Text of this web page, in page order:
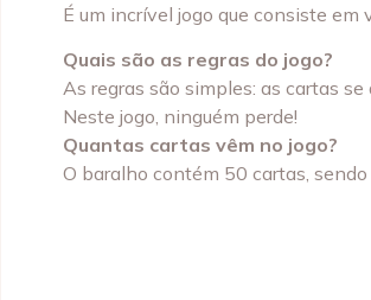
É um incrível jogo que consiste
Quais são as regras do jogo?
As regras são simples: as cartas
Neste jogo, ninguém perde!
Quantas cartas vêm no jogo?
O baralho contém 50 cartas,